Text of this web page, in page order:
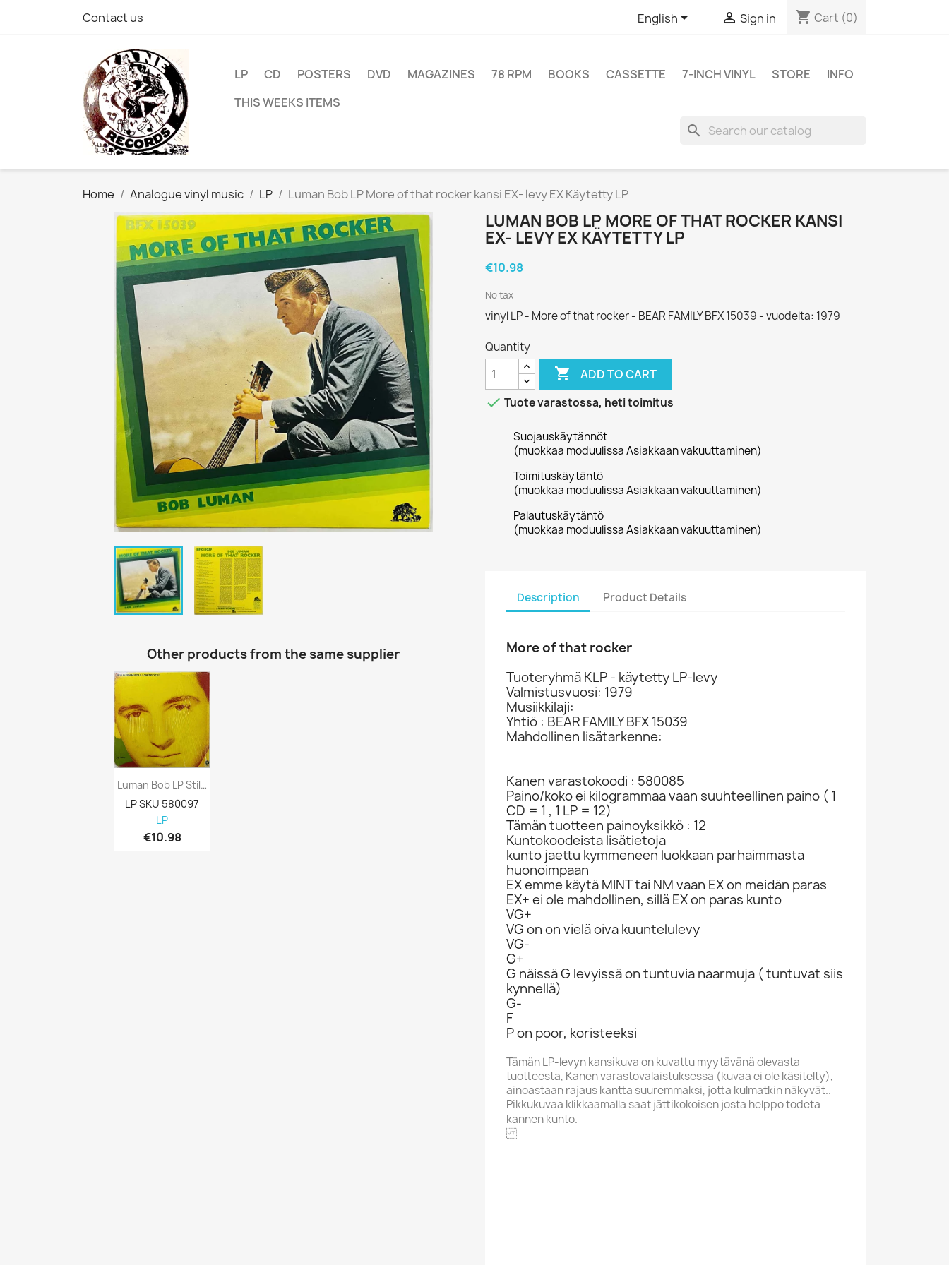
Contact us English  Sign in shopping_cart Cart (0)
LP CD POSTERS DVD MAGAZINES 78 RPM BOOKS CASSETTE 7-INCH VINYL STORE
INFO
THIS WEEKS ITEMS
search
Home Analogue vinyl music LP Luman Bob LP More of that rocker kansi EX- levy EX Käytetty LP
Other products from the same supplier
Luman Bob LP Still Loving You Kansi EX-...
LP SKU 580097
LP
€10.98
LUMAN BOB LP MORE OF THAT ROCKER KANSI
EX- LEVY EX KÄYTETTY LP
€10.98
No tax
vinyl LP - More of that rocker - BEAR FAMILY BFX 15039 - vuodelta: 1979
Quantity
 ADD TO CART
 Tuote varastossa, heti toimitus
Suojauskäytännöt
(muokkaa moduulissa Asiakkaan vakuuttaminen)
Toimituskäytäntö
(muokkaa moduulissa Asiakkaan vakuuttaminen)
Palautuskäytäntö
(muokkaa moduulissa Asiakkaan vakuuttaminen)
Description Product Details
More of that rocker
Tuoteryhmä KLP - käytetty LP-levy
Valmistusvuosi: 1979
Musiikkilaji:
Yhtiö : BEAR FAMILY BFX 15039
Mahdollinen lisätarkenne:
Kanen varastokoodi : 580085
Paino/koko ei kilogrammaa vaan suuhteellinen paino ( 1
CD = 1 , 1 LP = 12)
Tämän tuotteen painoyksikkö : 12
Kuntokoodeista lisätietoja
kunto jaettu kymmeneen luokkaan parhaimmasta
huonoimpaan
EX emme käytä MINT tai NM vaan EX on meidän paras
EX+ ei ole mahdollinen, sillä EX on paras kunto
VG+
VG on on vielä oiva kuuntelulevy
VG-
G+
G näissä G levyissä on tuntuvia naarmuja ( tuntuvat siis
kynnellä)
G-
F
P on poor, koristeeksi
Tämän LP-levyn kansikuva on kuvattu myytävänä olevasta
tuotteesta, Kanen varastovalaistuksessa (kuvaa ei ole käsitelty),
ainoastaan rajaus kantta suuremmaksi, jotta kulmatkin näkyvät..
Pikkukuvaa klikkaamalla saat jättikokoisen josta helppo todeta
kannen kunto.